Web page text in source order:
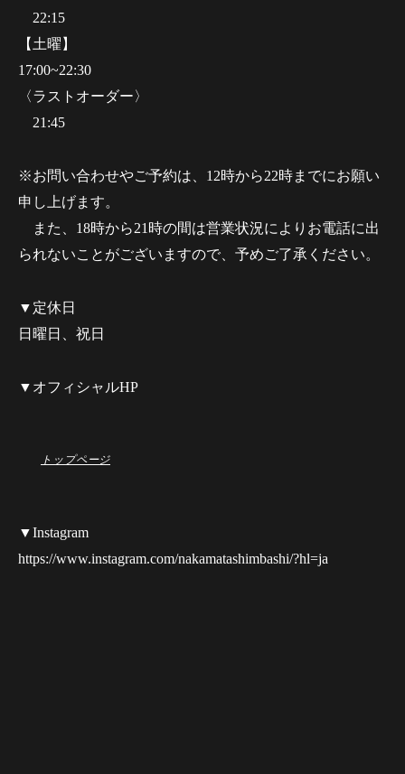
22:15
【土曜】
17:00~22:30
〈ラストオーダー〉
21:45
※お問い合わせやご予約は、12時から22時までにお願い
申し上げます。
また、18時から21時の間は営業状況によりお電話に出
られないことがございますので、予めご了承ください。
▼定休日
日曜日、祝日
▼オフィシャルHP
トップページ
▼Instagram
https://www.instagram.com/nakamatashimbashi/?hl=ja